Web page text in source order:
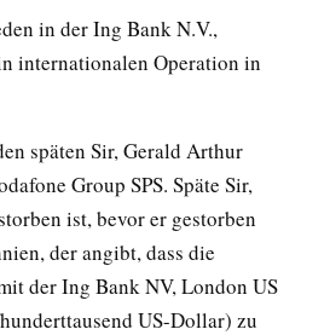
in der Ing Bank N.V.,
internationalen Operation in
späten Sir, Gerald Arthur
Group SPS. Späte Sir,
ist, bevor er gestorben
der angibt, dass die
der Ing Bank NV, London US
US-Dollar) zu